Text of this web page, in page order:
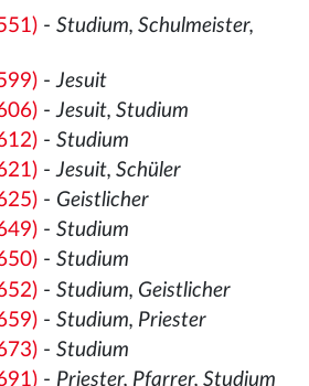
- Studium, Schulmeister,
-Jesuit
-Jesuit, Studium
- Studium
-Jesuit, Schüler
- Geistlicher
- Studium
- Studium
- Studium, Geistlicher
- Studium, Priester
- Studium
- Priester, Pfarrer, Studium